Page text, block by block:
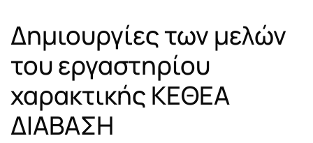
Δημιουργίες των μελών
του εργαστηρίου
χαρακτικής ΚΕΘΕΑ
ΔΙΑΒΑΣΗ